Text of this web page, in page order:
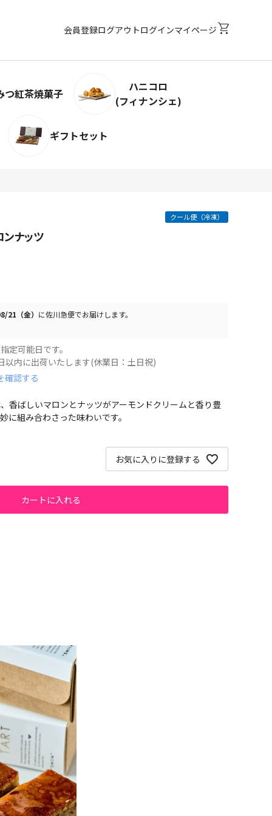
会員登録ログアウトログインマイページshopping_cart
つ紅茶焼菓子
ハニコロ
(フィナンシェ)
ギフトセット
クール便（冷凍）
ンナッツ
21（金） に佐川急便でお届けします。
定可能日です。
内に出荷いたします(休業日：土日祝)
確認する
香ばしいマロンとナッツがアーモンドクリームと香り豊
に組み合わさった味わいです。
お気に入りに登録する
カートに入れる